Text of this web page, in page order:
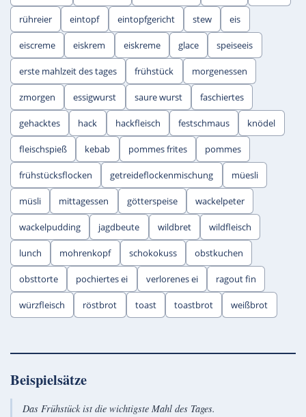
rühreier eintopf eintopfgericht stew eis
eiscreme eiskrem eiskreme glace speiseeis
erste mahlzeit des tages frühstück morgenessen
zmorgen essigwurst saure wurst faschiertes
gehacktes hack hackfleisch festschmaus knödel
fleischspieß kebab pommes frites pommes
frühstücksflocken getreideflockenmischung müesli
müsli mittagessen götterspeise wackelpeter
wackelpudding jagdbeute wildbret wildfleisch
lunch mohrenkopf schokokuss obstkuchen
obsttorte pochiertes ei verlorenes ei ragout fin
würzfleisch röstbrot toast toastbrot weißbrot
Beispielsätze
Das Frühstück ist die wichtigste Mahl des Tages.